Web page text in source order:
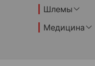
Шлемы
Медицина